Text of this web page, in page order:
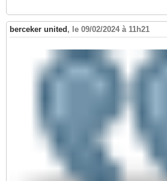
berceker united , le 09/02/2024 à 11h21